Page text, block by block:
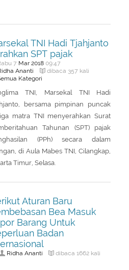
TNI Hadi Tjahjanto
SPT pajak
7 Mar 201809:47
Ananti dibaca 357 kali
Kategori
TNI, Marsekal TNI Hadi
bersama pimpinan puncak
matra TNI menyerahkan Surat
Tahunan (SPT) pajak
(PPh) secara dalam
di Aula Mabes TNI, Cilangkap,
Timur, Selasa.
Aturan Baru
Bea Masuk
Barang Untuk
Badan
Ridha Ananti dibaca 1662 kali